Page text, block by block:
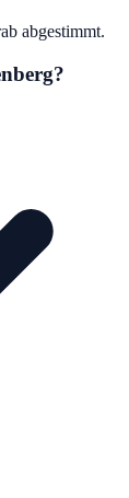
abgestimmt.
?